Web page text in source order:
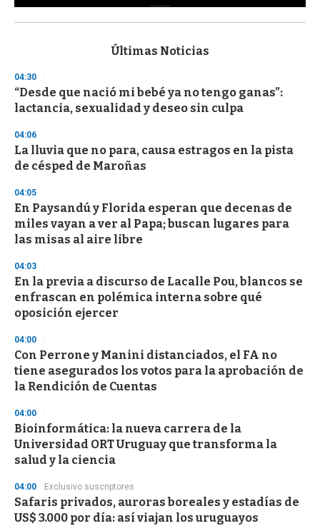
s
d
s
o
f
3
s
e
c
n
d
Últimas Noticias
04:30
“Desde que nació mi bebé ya no tengo ganas”:
lactancia, sexualidad y deseo sin culpa
04:06
La lluvia que no para, causa estragos en la pista
de césped de Maroñas
04:05
En Paysandú y Florida esperan que decenas de
miles vayan a ver al Papa; buscan lugares para
las misas al aire libre
04:03
En la previa a discurso de Lacalle Pou, blancos se
enfrascan en polémica interna sobre qué
oposición ejercer
04:00
Con Perrone y Manini distanciados, el FA no
tiene asegurados los votos para la aprobación de
la Rendición de Cuentas
04:00
Bioinformática: la nueva carrera de la
Universidad ORT Uruguay que transforma la
salud y la ciencia
04:00 Exclusivo suscriptores
Safaris privados, auroras boreales y estadías de
US$ 3.000 por día: así viajan los uruguayos